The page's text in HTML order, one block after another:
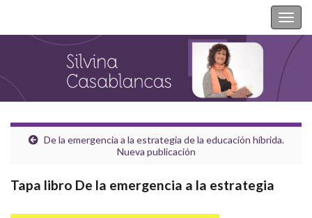
De la emergencia a la estrategia de la educación híbrida.
Nueva publicación
Tapa libro De la emergencia a la estrategia